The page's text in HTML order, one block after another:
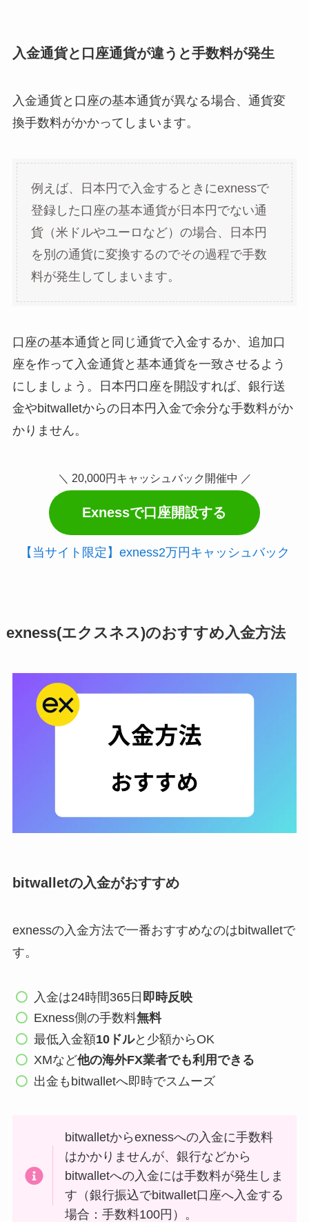
入金通貨と口座通貨が違うと手数料が発生
入金通貨と口座の基本通貨が異なる場合、通貨変
換手数料がかかってしまいます。
例えば、日本円で入金するときにexnessで
登録した口座の基本通貨が日本円でない通
貨（米ドルやユーロなど）の場合、日本円
を別の通貨に変換するのでその過程で手数
料が発生してしまいます。
口座の基本通貨と同じ通貨で入金するか、追加口
座を作って入金通貨と基本通貨を一致させるよう
にしましょう。日本円口座を開設すれば、銀行送
金やbitwalletからの日本円入金で余分な手数料がか
かりません。
＼ 20,000円キャッシュバック開催中 ／
Exnessで口座開設する
【当サイト限定】exness2万円キャッシュバック
exness(エクスネス)のおすすめ入金方法
bitwalletの入金がおすすめ
exnessの入金方法で一番おすすめなのはbitwalletで
す。
入金は24時間365日 即時反映
Exness側の手数料無料
最低入金額10ドルと少額からOK
XMなど他の海外FX業者でも利用できる
出金もbitwalletへ即時でスムーズ
bitwalletからexnessへの入金に手数料
はかかりませんが、銀行などから
bitwalletへの入金には手数料が発生しま
す（銀行振込でbitwallet口座へ入金する
場合：手数料100円）。